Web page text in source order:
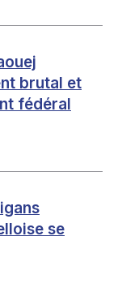
brutal et
fédéral
se